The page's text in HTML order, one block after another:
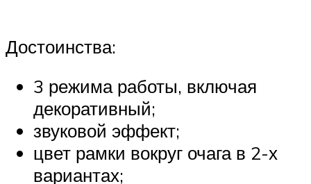
Достоинства:
3 режима работы, включая
декоративный;
звуковой эффект;
цвет рамки вокруг очага в 2-х
вариантах;